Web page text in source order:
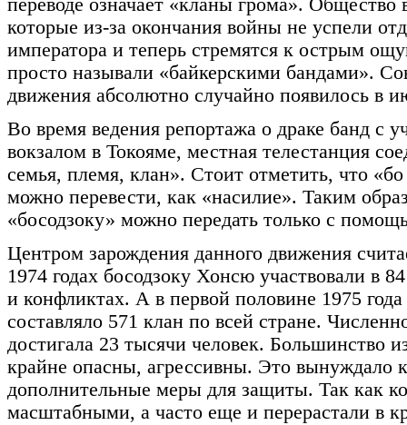
переводе означает «кланы грома». Общество
которые из-за окончания войны не успели
императора и теперь стремятся к острым
просто называли «байкерскими бандами».
движения абсолютно случайно появилось в
Во время ведения репортажа о драке банд с
вокзалом в Токояме, местная телестанция
семья, племя, клан». Стоит отметить, что
можно перевести, как «насилие». Таким
«босодзоку» можно передать только с
Центром зарождения данного движения
1974 годах босодзоку Хонсю участвовали в
и конфликтах. А в первой половине 1975
составляло 571 клан по всей стране.
достигала 23 тысячи человек. Большинство
крайне опасны, агрессивны. Это вынуждало
дополнительные меры для защиты. Так как
масштабными, а часто еще и перерастали в